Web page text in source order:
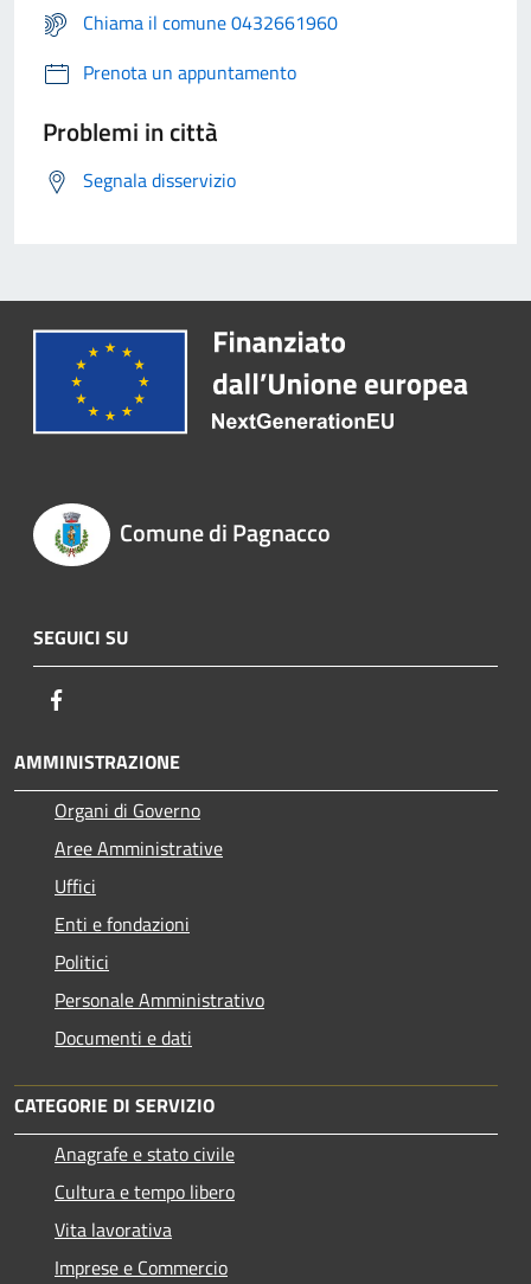
Chiama il comune 0432661960
Prenota un appuntamento
Problemi in città
Segnala disservizio
Comune di Pagnacco
SEGUICI SU
AMMINISTRAZIONE
Organi di Governo
Aree Amministrative
Uffici
Enti e fondazioni
Politici
Personale Amministrativo
Documenti e dati
CATEGORIE DI SERVIZIO
Anagrafe e stato civile
Cultura e tempo libero
Vita lavorativa
Imprese e Commercio